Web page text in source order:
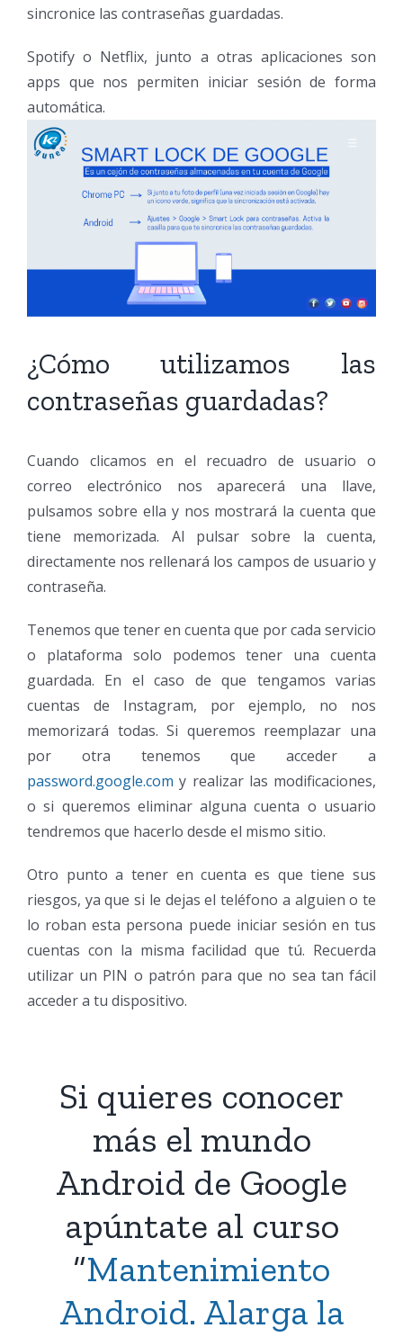
sincronice las contraseñas guardadas.
Spotify o Netflix, junto a otras aplicaciones son
apps que nos permiten iniciar sesión de forma
automática.
¿Cómo utilizamos las
contraseñas guardadas?
Cuando clicamos en el recuadro de usuario o
correo electrónico nos aparecerá una llave,
pulsamos sobre ella y nos mostrará la cuenta que
tiene memorizada. Al pulsar sobre la cuenta,
directamente nos rellenará los campos de usuario y
contraseña.
Tenemos que tener en cuenta que por cada servicio
o plataforma solo podemos tener una cuenta
guardada. En el caso de que tengamos varias
cuentas de Instagram, por ejemplo, no nos
memorizará todas. Si queremos reemplazar una
por otra tenemos que acceder a
password.google.com y realizar las modificaciones,
o si queremos eliminar alguna cuenta o usuario
tendremos que hacerlo desde el mismo sitio.
Otro punto a tener en cuenta es que tiene sus
riesgos, ya que si le dejas el teléfono a alguien o te
lo roban esta persona puede iniciar sesión en tus
cuentas con la misma facilidad que tú. Recuerda
utilizar un PIN o patrón para que no sea tan fácil
acceder a tu dispositivo.
Si quieres conocer
más el mundo
Android de Google
apúntate al curso
“Mantenimiento
Android. Alarga la